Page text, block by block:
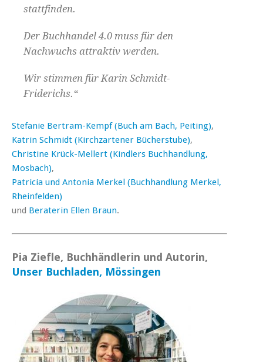
stattfinden.
Der Buchhandel 4.0 muss für den
Nachwuchs attraktiv werden.
Wir stimmen für Karin Schmidt-
Friderichs.“
Stefanie Bertram-Kempf (Buch am Bach, Peiting),
Katrin Schmidt (Kirchzartener Bücherstube),
Christine Krück-Mellert (Kindlers Buchhandlung,
Mosbach),
Patricia und Antonia Merkel (Buchhandlung Merkel,
Rheinfelden)
und Beraterin Ellen Braun.
Pia Ziefle, Buchhändlerin und Autorin,
Unser Buchladen, Mössingen